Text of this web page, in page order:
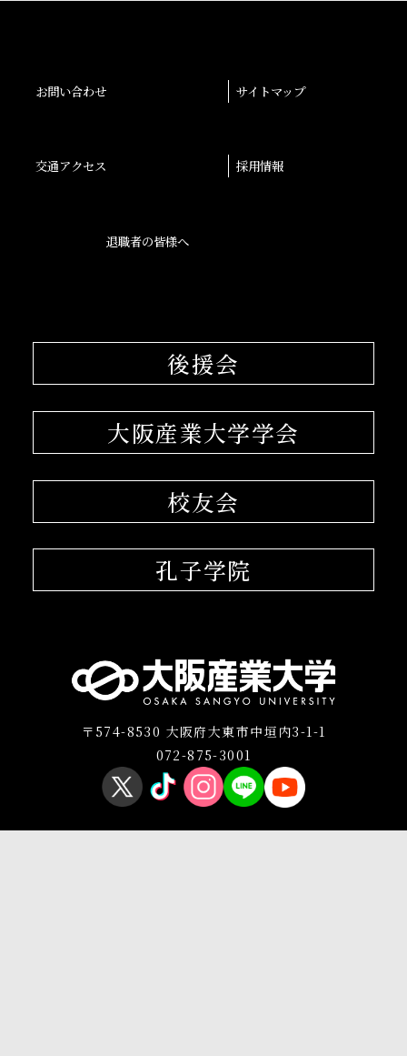
お問い合わせ サイトマップ
交通アクセス 採用情報
退職者の皆様へ
後援会
大阪産業大学学会
校友会
孔子学院
〒574-8530 大阪府大東市中垣内3-1-1
072-875-3001